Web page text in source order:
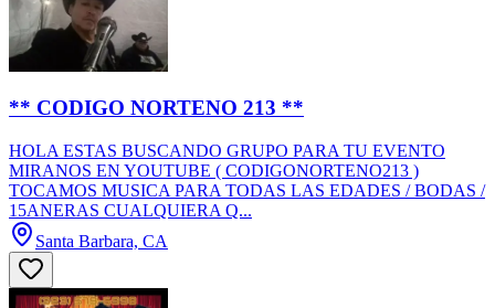
** CODIGO NORTENO 213 **
HOLA ESTAS BUSCANDO GRUPO PARA TU EVENTO
MIRANOS EN YOUTUBE ( CODIGONORTENO213 )
TOCAMOS MUSICA PARA TODAS LAS EDADES / BODAS /
15ANERAS CUALQUIERA Q...
Santa Barbara, CA